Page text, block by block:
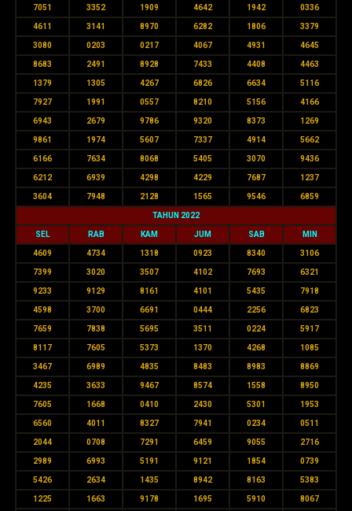
7051 3352 1909 4642 1942 0336
4611 3141 8970 6282 1806 3379
3080 0203 0217 4067 4931 4645
8683 2491 8928 7433 4408 4463
1379 1305 4267 6826 6634 5116
7927 1991 0557 8210 5156 4166
6943 2679 9786 9320 8373 1269
9861 1974 5607 7337 4914 5662
6166 7634 8068 5405 3070 9436
6212 6939 4298 4229 7687 1237
3604 7948 2128 1565 9546 6859
TAHUN 2022
SEL RAB KAM JUM SAB MIN
4609 4734 1318 0923 8340 3106
7399 3020 3507 4102 7693 6321
9233 9129 8161 4101 5435 7918
4598 3700 6691 0444 2256 6823
7659 7838 5695 3511 0224 5917
8117 7605 5373 1370 4268 1085
3467 6989 4835 8483 8983 8869
4235 3633 9467 8574 1558 8950
7605 1668 0410 2430 5301 1953
6560 4011 8327 7941 0234 0511
2044 0708 7291 6459 9055 2716
2989 6993 5191 9121 1854 0739
5426 2634 1435 8942 8163 5383
1225 1663 9178 1695 5910 8067